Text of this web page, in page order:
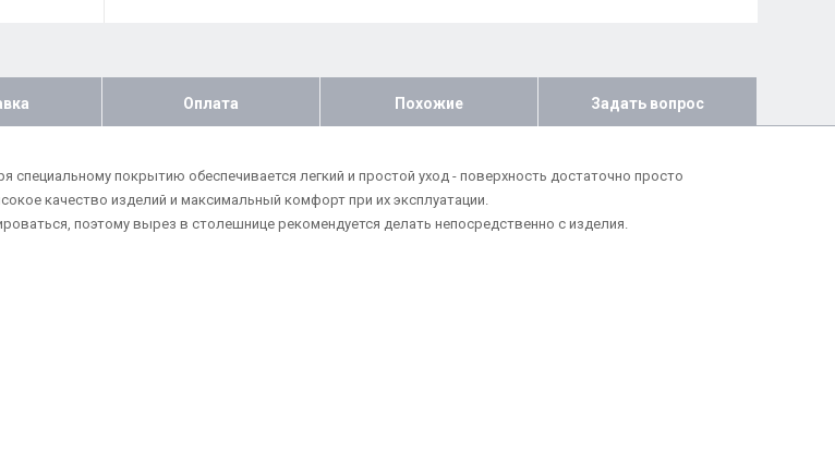
Оплата Похожие Задать вопрос
покрытию обеспечивается легкий и простой уход - поверхность достаточно просто
качество изделий и максимальный комфорт при их эксплуатации.
поэтому вырез в столешнице рекомендуется делать непосредственно с изделия.